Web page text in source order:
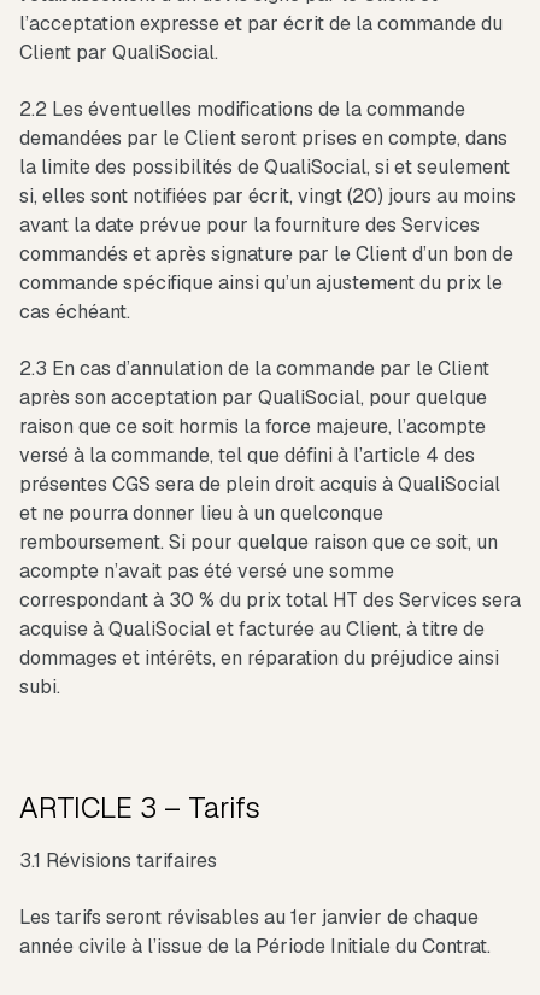
l’acceptation expresse et par écrit de la commande du
Client par QualiSocial.
2.2 Les éventuelles modifications de la commande
demandées par le Client seront prises en compte, dans
la limite des possibilités de QualiSocial, si et seulement
si, elles sont notifiées par écrit, vingt (20) jours au moins
avant la date prévue pour la fourniture des Services
commandés et après signature par le Client d’un bon de
commande spécifique ainsi qu’un ajustement du prix le
cas échéant.
2.3 En cas d’annulation de la commande par le Client
après son acceptation par QualiSocial, pour quelque
raison que ce soit hormis la force majeure, l’acompte
versé à la commande, tel que défini à l’article 4 des
présentes CGS sera de plein droit acquis à QualiSocial
et ne pourra donner lieu à un quelconque
remboursement. Si pour quelque raison que ce soit, un
acompte n’avait pas été versé une somme
correspondant à 30 % du prix total HT des Services sera
acquise à QualiSocial et facturée au Client, à titre de
dommages et intérêts, en réparation du préjudice ainsi
subi.
ARTICLE 3 – Tarifs
3.1 Révisions tarifaires
Les tarifs seront révisables au 1er janvier de chaque
année civile à l’issue de la Période Initiale du Contrat.